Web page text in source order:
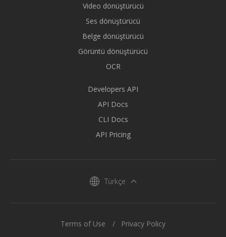
Video dönüştürücü
Ses dönüştürücü
Belge dönüştürücü
Görüntü dönüştürücü
OCR
Developers API
API Docs
CLI Docs
API Pricing
Türkçe
Terms of Use Privacy Policy